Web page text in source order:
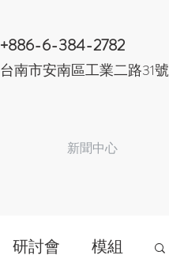
+886-6-384-2782
台南市安南區工業二路31號
新聞中心
研討會 模組